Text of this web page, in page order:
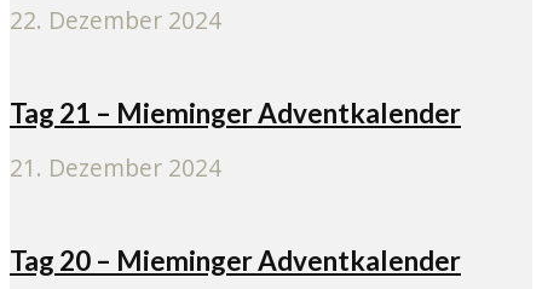
22. Dezember 2024
Tag 21 – Mieminger Adventkalender
21. Dezember 2024
Tag 20 – Mieminger Adventkalender